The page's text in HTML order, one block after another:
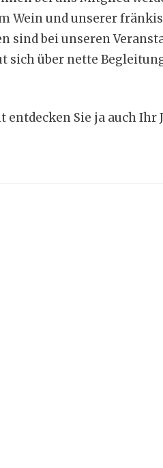
Wein und unserer
sind bei unseren
sich über nette
entdecken Sie ja auch